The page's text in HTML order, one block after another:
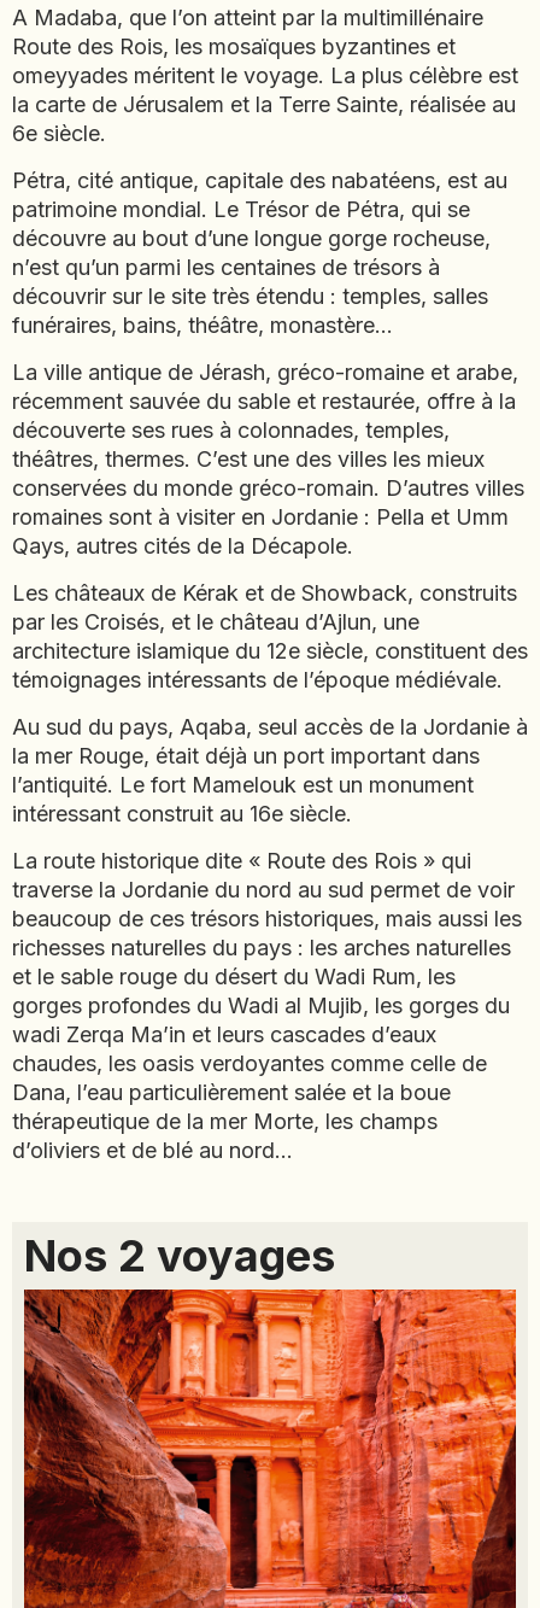
EMIRATS ARABES UNIS
EQUATEUR
ERYTHRÉE
ESTONIE
ETHIOPIE
GEORGIE
GHANA
GRÈCE
GUATEMALA
GUINÉE-BISSAU
HONDURAS
INDE
INDONÉSIE
IRAQ
JAPON
JORDANIE
KAZAKHSTAN
KENYA
KOSOVO
LAOS
LETTONIE
LIBÉRIA
LITUANIE
MACÉDOINE DU NORD
MADAGASCAR
MAROC
MAURITANIE
MEXIQUE
MONGOLIE
MONTÉNÉGRO
NAMIBIE
NÉPAL
OUGANDA
OUZBÉKISTAN
PAKISTAN
PANAMA
PÉROU
PHILIPPINES
RÉUNION
ROUMANIE
RWANDA
SALVADOR
SERBIE
A Madaba, que l’on atteint par la multimillénaire
Route des Rois, les mosaïques byzantines et
omeyyades méritent le voyage. La plus célèbre est
la carte de Jérusalem et la Terre Sainte, réalisée au
6e siècle.
Pétra, cité antique, capitale des nabatéens, est au
patrimoine mondial. Le Trésor de Pétra, qui se
découvre au bout d’une longue gorge rocheuse,
n’est qu’un parmi les centaines de trésors à
découvrir sur le site très étendu : temples, salles
funéraires, bains, théâtre, monastère…
La ville antique de Jérash, gréco-romaine et arabe,
récemment sauvée du sable et restaurée, offre à la
découverte ses rues à colonnades, temples,
théâtres, thermes. C’est une des villes les mieux
conservées du monde gréco-romain. D’autres villes
romaines sont à visiter en Jordanie : Pella et Umm
Qays, autres cités de la Décapole.
Les châteaux de Kérak et de Showback, construits
par les Croisés, et le château d’Ajlun, une
architecture islamique du 12e siècle, constituent des
témoignages intéressants de l’époque médiévale.
Au sud du pays, Aqaba, seul accès de la Jordanie à
la mer Rouge, était déjà un port important dans
l’antiquité. Le fort Mamelouk est un monument
intéressant construit au 16e siècle.
La route historique dite « Route des Rois » qui
traverse la Jordanie du nord au sud permet de voir
beaucoup de ces trésors historiques, mais aussi les
richesses naturelles du pays : les arches naturelles
et le sable rouge du désert du Wadi Rum, les
gorges profondes du Wadi al Mujib, les gorges du
wadi Zerqa Ma’in et leurs cascades d’eaux
chaudes, les oasis verdoyantes comme celle de
Dana, l’eau particulièrement salée et la boue
thérapeutique de la mer Morte, les champs
d’oliviers et de blé au nord…
Nos 2 voyages